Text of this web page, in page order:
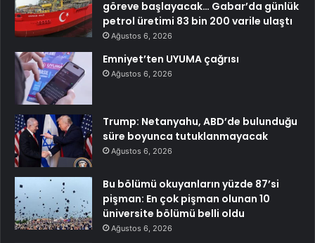
göreve başlayacak… Gabar’da günlük
petrol üretimi 83 bin 200 varile ulaştı
Ağustos 6, 2026
Emniyet’ten UYUMA çağrısı
Ağustos 6, 2026
Trump: Netanyahu, ABD’de bulunduğu
süre boyunca tutuklanmayacak
Ağustos 6, 2026
Bu bölümü okuyanların yüzde 87’si
pişman: En çok pişman olunan 10
üniversite bölümü belli oldu
Ağustos 6, 2026